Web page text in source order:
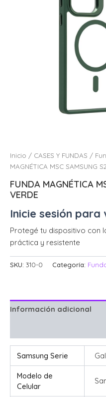
Inicio / CASES Y FUNDAS /
MAGNÉTICA MSC SAMSUNG
FUNDA MAGNÉTICA
VERDE
Inicie sesión para
Protegé tu dispositivo con
práctica y resistente
SKU: 310-0 Categoría:
Información adicional
Samsung Serie
Modelo de
Celular